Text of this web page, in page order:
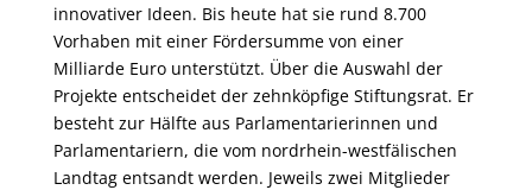
innovativer Ideen. Bis heute hat sie rund 8.700
Vorhaben mit einer Fördersumme von einer
Milliarde Euro unterstützt. Über die Auswahl der
Projekte entscheidet der zehnköpfige Stiftungsrat. Er
besteht zur Hälfte aus Parlamentarierinnen und
Parlamentariern, die vom nordrhein-westfälischen
Landtag entsandt werden. Jeweils zwei Mitglieder